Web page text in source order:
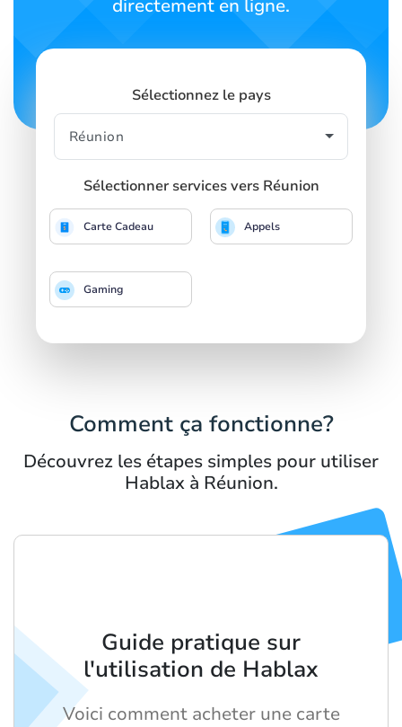
directement en ligne.
Sélectionnez le pays
Sélectionner services vers Réunion
Carte Cadeau Appels
Gaming
Comment ça fonctionne?
Découvrez les étapes simples pour utiliser
Hablax à Réunion.
Guide pratique sur
l'utilisation de Hablax
Voici comment acheter une carte